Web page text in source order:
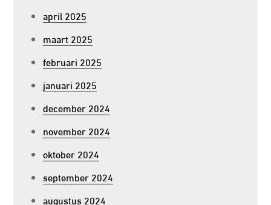
april 2025
maart 2025
februari 2025
januari 2025
december 2024
november 2024
oktober 2024
september 2024
augustus 2024